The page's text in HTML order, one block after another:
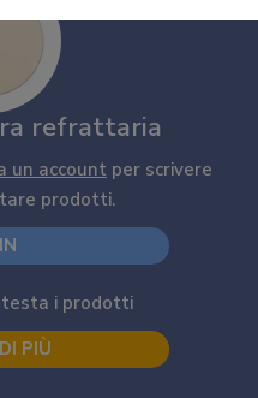
refrattaria
un account per scrivere
prodotti.
testa i prodotti
PIÙ